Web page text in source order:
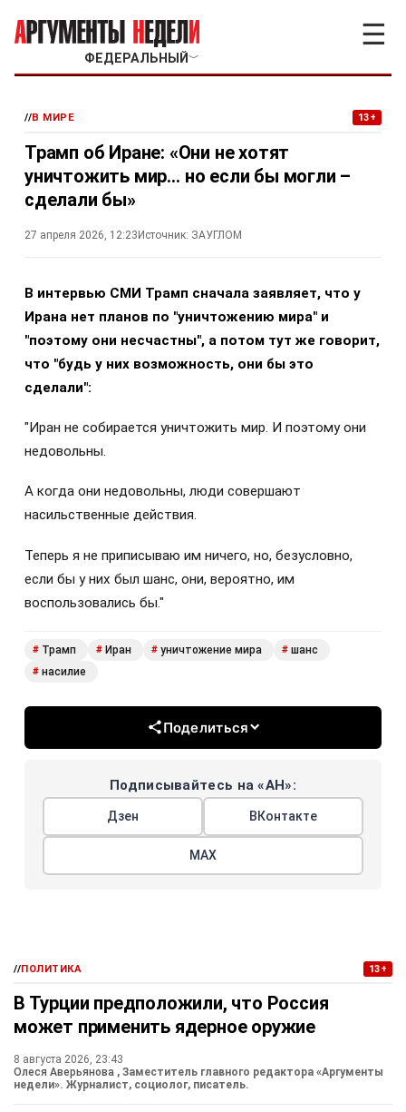
ФЕДЕРАЛЬНЫЙ ﹀
☰
//В МИРЕ 13+
Трамп об Иране: «Они не хотят
уничтожить мир… но если бы могли –
сделали бы»
27 апреля 2026, 12:23 Источник: ЗАУГЛОМ
В интервью СМИ Трамп сначала заявляет, что у
Ирана нет планов по "уничтожению мира" и
"поэтому они несчастны", а потом тут же говорит,
что "будь у них возможность, они бы это
сделали":
"Иран не собирается уничтожить мир. И поэтому они
недовольны.
А когда они недовольны, люди совершают
насильственные действия.
Теперь я не приписываю им ничего, но, безусловно,
если бы у них был шанс, они, вероятно, им
воспользовались бы."
# Трамп # Иран # уничтожение мира # шанс
# насилие
Поделиться
Подписывайтесь на «АН»:
Дзен ВКонтакте
МАХ
//ПОЛИТИКА 13+
В Турции предположили, что Россия
может применить ядерное оружие
8 августа 2026, 23:43
Олеся Аверьянова , Заместитель главного редактора «Аргументы
недели». Журналист, социолог, писатель.